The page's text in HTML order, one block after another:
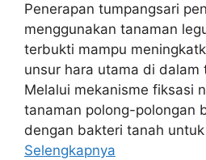
Penerapan tumpangsari
menggunakan tanaman
terbukti mampu
unsur hara utama di dalam
Melalui mekanisme fiksasi
tanaman polong-polongan
dengan bakteri tanah
Selengkapnya